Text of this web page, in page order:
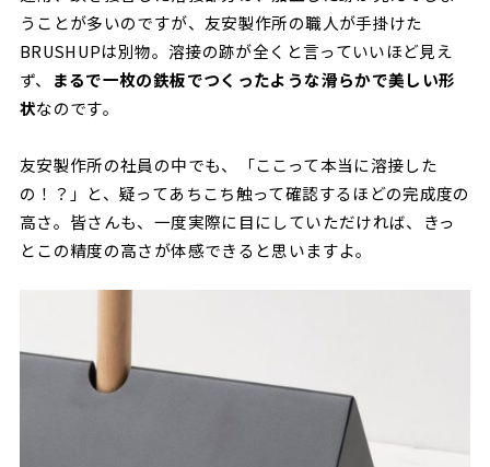
うことが多いのですが、友安製作所の職人が手掛けた
BRUSHUPは別物。溶接の跡が全くと言っていいほど見え
ず、
まるで一枚の鉄板でつくったような滑らかで美しい形
状なのです。
友安製作所の社員の中でも、「ここって本当に溶接した
の！？」と、疑ってあちこち触って確認するほどの完成度の
高さ。皆さんも、一度実際に目にしていただければ、きっ
とこの精度の高さが体感できると思いますよ。